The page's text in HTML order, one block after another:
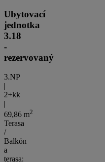
Ubytovací
jednotka
3.18
-
rezervovaný
3.NP
|
2+kk
|
69,86 m2
Terasa
/
Balkón
a
terasa: